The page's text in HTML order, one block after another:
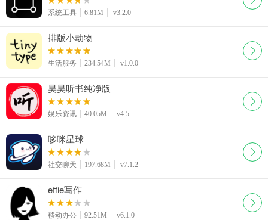
系统工具 6.81M v3.2.0
排版小动物
生活服务 234.54M v1.0.0
昊昊听书纯净版
娱乐资讯 40.05M v4.5
哆咪星球
社交聊天 197.68M v7.1.2
effie写作
移动办公 92.51M v6.1.0